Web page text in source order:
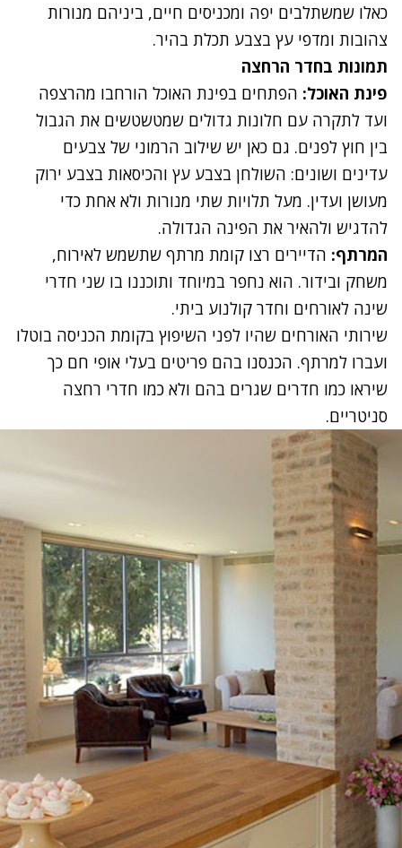
כאלו שמשתלבים יפה ומכניסים חיים, ביניהם מנורות
צהובות ומדפי עץ בצבע תכלת בהיר.
תמונות בחדר הרחצה
פינת האוכל: הפתחים בפינת האוכל הורחבו מהרצפה
ועד לתקרה עם חלונות גדולים שמטשטשים את הגבול
בין חוץ לפנים. גם כאן יש שילוב הרמוני של צבעים
עדינים ושונים: השולחן בצבע עץ והכיסאות בצבע ירוק
מעושן ועדין. מעל תלויות שתי מנורות ולא אחת כדי
להדגיש ולהאיר את הפינה הגדולה.
המרתף: הדיירים רצו קומת מרתף שתשמש לאירוח,
משחק ובידור. הוא נחפר במיוחד ותוכננו בו שני חדרי
שינה לאורחים וחדר קולנוע ביתי.
שירותי האורחים שהיו לפני השיפוץ בקומת הכניסה בוטלו
ועברו למרתף. הכנסנו בהם פריטים בעלי אופי חם כך
שיראו כמו חדרים שגרים בהם ולא כמו חדרי רחצה
סניטריים.